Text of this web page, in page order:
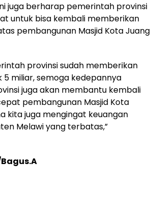
juga berharap pemerintah provinsi
untuk bisa kembali memberikan
pembangunan Masjid Kota Juang
provinsi sudah memberikan
5 miliar, semoga kedepannya
juga akan membantu kembali
pembangunan Masjid Kota
kita juga mengingat keuangan
Melawi yang terbatas,”